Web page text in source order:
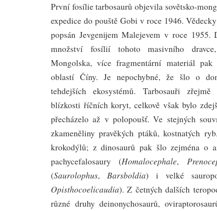
První fosílie tarbosaurů objevila sovětsko-
expedice do pouště Gobi v roce 1946.
popsán Jevgenijem Malejevem v roce 1955.
množství fosílií tohoto masivního
Mongolska, více fragmentární materiál
oblastí Číny. Je nepochybné, že šlo o
tehdejších ekosystémů. Tarbosauři
blízkosti říčních koryt, celkově však bylo
přecházelo až v polopoušť. Ve stejných
zkameněliny pravěkých ptáků, kostnatých
krokodýlů; z dinosaurů pak šlo zejména o
pachycefalosaury (Homalocephale,
(Saurolophus, Barsboldia) i velké
Opisthocoelicaudia). Z četných dalších
různé druhy deinonychosaurů,